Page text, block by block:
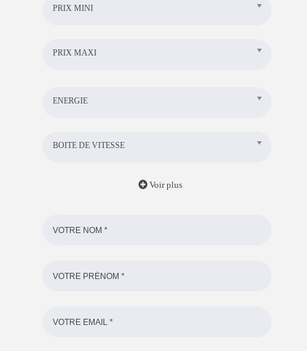
PRIX MINI
PRIX MAXI
ENERGIE
BOITE DE VITESSE
Voir plus